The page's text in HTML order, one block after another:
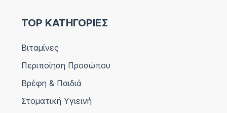
TOP ΚΑΤΗΓΟΡΙΕΣ
Βιταμίνες
Περιποίηση Προσώπου
Βρέφη & Παιδιά
Στοματική Υγιεινή